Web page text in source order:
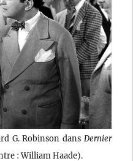
G. Robinson dans Dernier
: William Haade).